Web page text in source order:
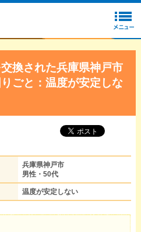
換された兵庫県神戸市
ごと：温度が安定しな
兵庫県神戸市
男性・50代
温度が安定しない